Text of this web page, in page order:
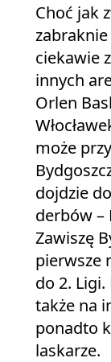
Choć jak
ciekawie
innych
Orlen
może
dojdzie
derbów –
Zawiszę
pierwsze
do 2.
także na
ponadto
laskarze.